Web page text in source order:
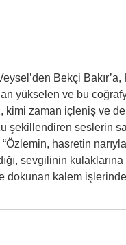
Bekçi
yükselen ve bu
kimi zaman içleniş
şekillendiren seslerin
hasretin
sevgilinin
dokunan kalem